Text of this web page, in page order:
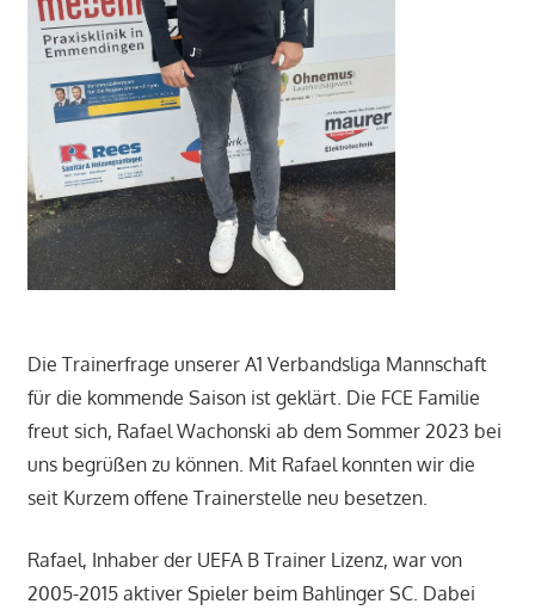
Die Trainerfrage unserer A1 Verbandsliga Mannschaft
für die kommende Saison ist geklärt. Die FCE Familie
freut sich, Rafael Wachonski ab dem Sommer 2023 bei
uns begrüßen zu können. Mit Rafael konnten wir die
seit Kurzem offene Trainerstelle neu besetzen.
Rafael, Inhaber der UEFA B Trainer Lizenz, war von
2005-2015 aktiver Spieler beim Bahlinger SC. Dabei